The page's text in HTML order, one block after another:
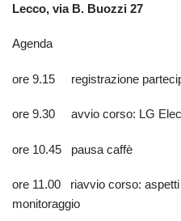
Lecco, via B. Buozzi 27
Agenda
ore 9.15 registrazione
ore 9.30 avvio corso: LG
ore 10.45 pausa caffè
ore 11.00 riavvio corso:
monitoraggio